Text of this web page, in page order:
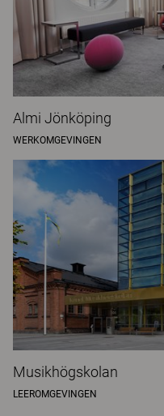
Almi Jönköping
WERKOMGEVINGEN
Musikhögskolan
LEEROMGEVINGEN